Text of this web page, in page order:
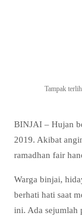
Tampak
BINJAI – Hujan
2019. Akibat
ramadhan fair
Warga binjai,
berhati hati saat
ini. Ada sejumlah